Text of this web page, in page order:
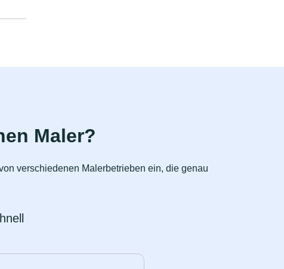
Maler?
verschiedenen Malerbetrieben ein, die genau